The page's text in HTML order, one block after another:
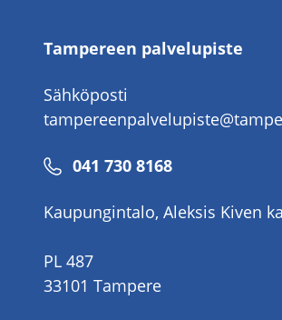
Tampereen palvelupiste
Sähköposti
Puhelinnumero
041 730 8168
Kaupungintalo, Aleksis Kiven
PL 487
33101 Tampere